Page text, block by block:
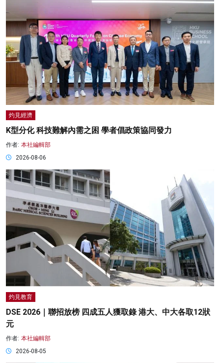
灼見經濟
K型分化 科技難解內需之困 學者倡政策協同發力
作者: 本社編輯部
2026-08-06
灼見教育
DSE 2026｜聯招放榜 四成五人獲取錄 港大、中大各取12狀
元
作者: 本社編輯部
2026-08-05